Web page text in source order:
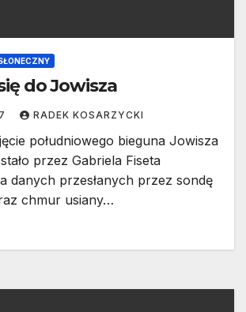
do Jowisza
RADEK KOSARZYCKI
południowego bieguna Jowisza
przez Gabriela Fiseta
danych przesłanych przez sondę
chmur usiany…